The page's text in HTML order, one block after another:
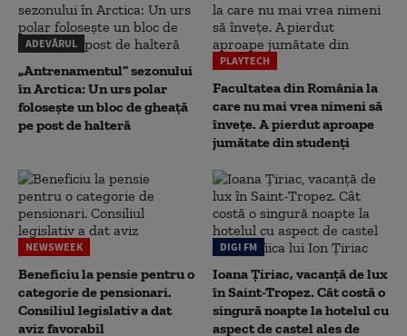
ADEVĂRUL
„Antrenamentul” sezonului
în Arctica: Un urs polar
folosește un bloc de gheață
pe post de halteră
PLAYTECH
Facultatea din România la
care nu mai vrea nimeni să
înveţe. A pierdut aproape
jumătate din studenţi
NEWSWEEK
Beneficiu la pensie pentru o
categorie de pensionari.
Consiliul legislativ a dat
aviz favorabil
DIGI FM
Ioana Țiriac, vacanță de lux
în Saint-Tropez. Cât costă o
singură noapte la hotelul cu
aspect de castel ales de